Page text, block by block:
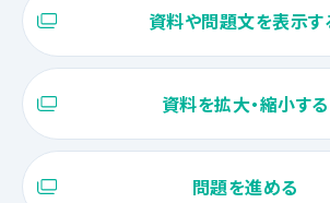
資料や問題文を表示す
資料を拡大・縮小する
問題を進める